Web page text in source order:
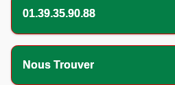
01.39.35.90.88
Nous Trouver